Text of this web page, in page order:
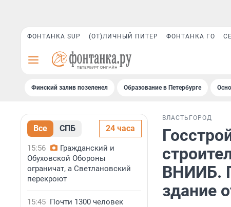
ФОНТАНКА SUP (ОТ)ЛИЧНЫЙ ПИТЕР ФОНТАНКА ГО
Финский залив позеленел Образование в Петербурге
Все СПБ 24 часа
15:56
Гражданский и
Обуховской Обороны
ограничат, а Светлановский
перекроют
15:45 Почти 1300 человек
ВЛАСТЬ ГОРОД
ВНИИБ.
здание